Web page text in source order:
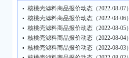
核桃壳滤料商品报价动态（2022-08-07）
核桃壳滤料商品报价动态（2022-08-06）
核桃壳滤料商品报价动态（2022-08-05）
核桃壳滤料商品报价动态（2022-08-04）
核桃壳滤料商品报价动态（2022-08-03）